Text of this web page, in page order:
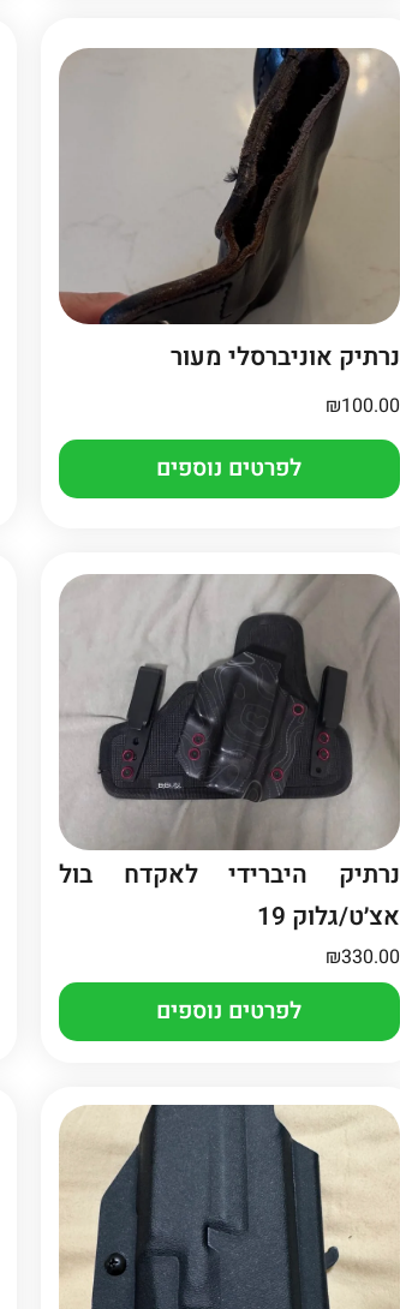
נרתיק אוניברסלי מעור
₪100.00
לפרטים נוספים
נרתיק היברידי לאקדח בול
אצ׳ט/גלוק 19
₪330.00
לפרטים נוספים